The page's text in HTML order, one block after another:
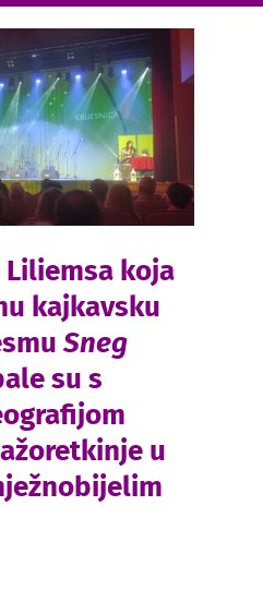
Liliemsa koja
kajkavsku
Sneg
su s
u